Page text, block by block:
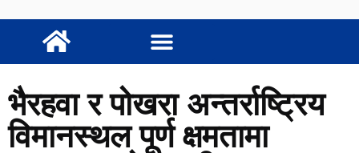
भैरहवा र पोखरा अन्तर्राष्ट्रिय
विमानस्थल पूर्ण क्षमतामा